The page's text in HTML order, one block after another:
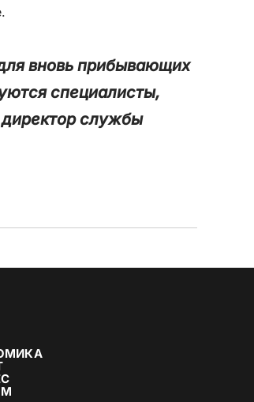
вновь прибывающих
специалисты,
службы